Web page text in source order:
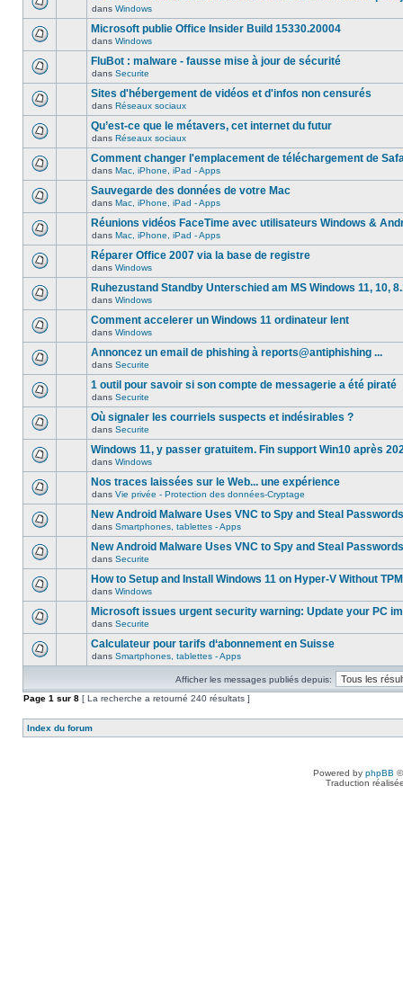
dans Windows
Microsoft publie Office Insider Build 15330.20004
dans Windows
FluBot : malware - fausse mise à jour de sécurité
dans Securite
Sites d'hébergement de vidéos et d'infos non censurés
dans Réseaux sociaux
Qu’est-ce que le métavers, cet internet du futur
dans Réseaux sociaux
Comment changer l'emplacement de téléchargement de
dans Mac, iPhone, iPad - Apps
Sauvegarde des données de votre Mac
dans Mac, iPhone, iPad - Apps
Réunions vidéos FaceTime avec utilisateurs Windows &
dans Mac, iPhone, iPad - Apps
Réparer Office 2007 via la base de registre
dans Windows
Ruhezustand Standby Unterschied am MS Windows 11, 10,
dans Windows
Comment accelerer un Windows 11 ordinateur lent
dans Windows
Annoncez un email de phishing à reports@antiphishing ...
dans Securite
1 outil pour savoir si son compte de messagerie a été piraté
dans Securite
Où signaler les courriels suspects et indésirables ?
dans Securite
Windows 11, y passer gratuitem. Fin support Win10 après
dans Windows
Nos traces laissées sur le Web... une expérience
dans Vie privée - Protection des données-Cryptage
New Android Malware Uses VNC to Spy and Steal Passwords
dans Smartphones, tablettes - Apps
New Android Malware Uses VNC to Spy and Steal Passwords
dans Securite
How to Setup and Install Windows 11 on Hyper-V Without TPM
dans Windows
Microsoft issues urgent security warning: Update your PC
dans Securite
Calculateur pour tarifs d‘abonnement en Suisse
dans Smartphones, tablettes - Apps
Afficher les messages publiés depuis:
Page 1 sur 8 [ La recherche a retourné 240 résultats ]
Index du forum
Powered by phpBB
Traduction